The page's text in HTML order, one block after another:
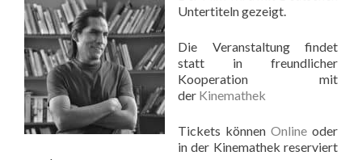
Untertiteln gezeigt.
Die Veranstaltung findet
statt in freundlicher
Kooperation mit
der Kinemathek
Tickets können Online oder
in der Kinemathek reserviert